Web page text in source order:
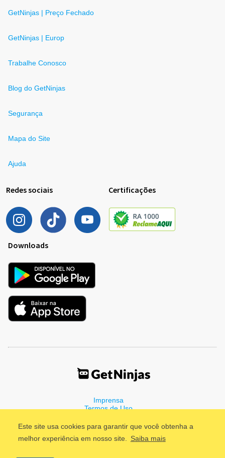
Este site usa cookies para garantir que você obtenha a
melhor experiência em nosso site. Saiba mais
GetNinjas | Preço Fechado
GetNinjas | Europ
Trabalhe Conosco
Blog do GetNinjas
Segurança
Mapa do Site
Ajuda
Redes sociais Certificações
Downloads
Imprensa
Termos de Uso